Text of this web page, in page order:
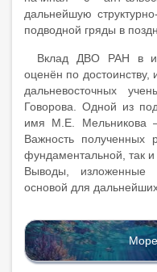
дальнейшую
подводной гряды в
Вклад ДВО РАН в
оценён по достоинству,
дальневосточных
Говорова. Одной из
имя М.Е. Мельникова
Важность полученных
фундаментальной, так и
Выводы, изложенные
основой для